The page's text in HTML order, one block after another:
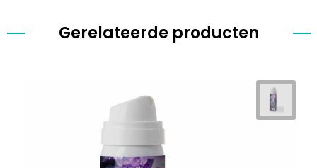
Gerelateerde producten